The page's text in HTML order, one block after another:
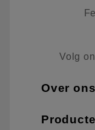
Volg
Over ons